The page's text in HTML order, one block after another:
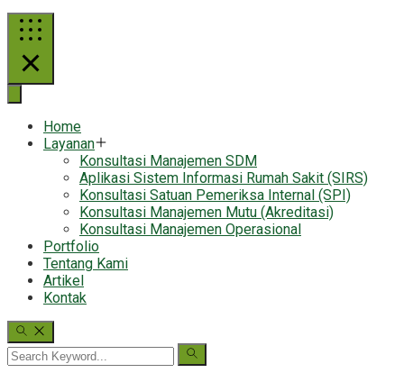
Home
Layanan
Konsultasi Manajemen SDM
Aplikasi Sistem Informasi Rumah Sakit (SIRS)
Konsultasi Satuan Pemeriksa Internal (SPI)
Konsultasi Manajemen Mutu (Akreditasi)
Konsultasi Manajemen Operasional
Portfolio
Tentang Kami
Artikel
Kontak